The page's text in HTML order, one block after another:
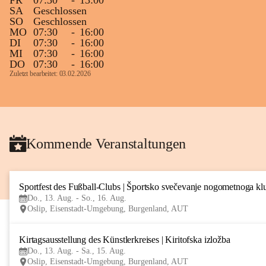
SA
Geschlossen
SO
Geschlossen
MO 07:30 - 16:00
DI
07:30 - 16:00
MI
07:30 - 16:00
DO
07:30 - 16:00
Zuletzt bearbeitet: 03.02.2026
Kommende Veranstaltungen
Sportfest des Fußball-Clubs | Športsko svečevanje nogometnoga
Do., 13. Aug. - So., 16. Aug.
Oslip, Eisenstadt-Umgebung, Burgenland, AUT
Kirtagsausstellung des Künstlerkreises | Kiritofska izložba
Do., 13. Aug. - Sa., 15. Aug.
Oslip, Eisenstadt-Umgebung, Burgenland, AUT